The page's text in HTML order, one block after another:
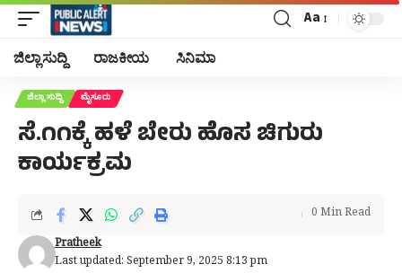
Font
Aa
ಜಿಲ್ಲಾ ಸುದ್ದಿ ರಾಜಕೀಯ ಸಿನಿಮಾ
ಜಿಲ್ಲಾ ಸುದ್ದಿ ಮೈಸೂರು
ಸೆ.೧೧ಕ್ಕೆ ಹಳೆ ಬೇರು ಹೊಸ ಚಿಗುರು
ಕಾರ್ಯಕ್ರಮ
Last updated: September 9, 2025 8:13 pm
Pratheek
0 Min Read